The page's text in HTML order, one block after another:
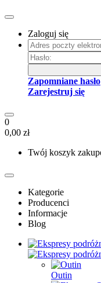
Zaloguj się
Zapomniane hasło
Zarejestruj się
0
0,00 zł
Twój koszyk
Kategorie
Producenci
Informacje
Blog
Outin